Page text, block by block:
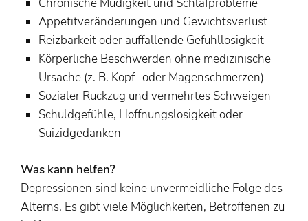
Chronische Müdigkeit und Schlafprobleme
Appetitveränderungen und Gewichtsverlust
Reizbarkeit oder auffallende Gefühllosigkeit
Körperliche Beschwerden ohne medizinische
Ursache (z. B. Kopf- oder Magenschmerzen)
Sozialer Rückzug und vermehrtes Schweigen
Schuldgefühle, Hoffnungslosigkeit oder
Suizidgedanken
Was kann helfen?
Depressionen sind keine unvermeidliche Folge des
Alterns. Es gibt viele Möglichkeiten, Betroffenen zu